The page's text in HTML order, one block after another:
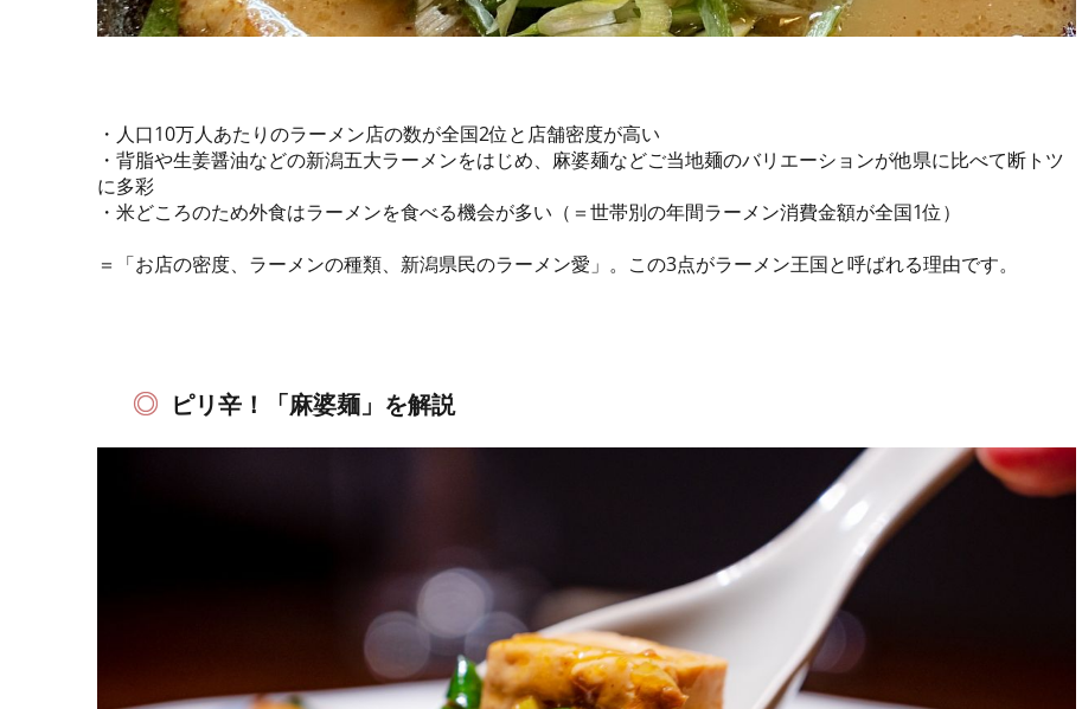
・人口10万人あたりのラーメン店の数が全国2位と店舗密度が高い
・背脂や生姜醤油などの新潟五大ラーメンをはじめ、麻婆麺などご当地麺のバリエーションが他県に比べて断トツ
に多彩
・米どころのため外食はラーメンを食べる機会が多い（＝世帯別の年間ラーメン消費金額が全国1位）
＝「お店の密度、ラーメンの種類、新潟県民のラーメン愛」。この3点がラーメン王国と呼ばれる理由です。
ピリ辛！「麻婆麺」を解説